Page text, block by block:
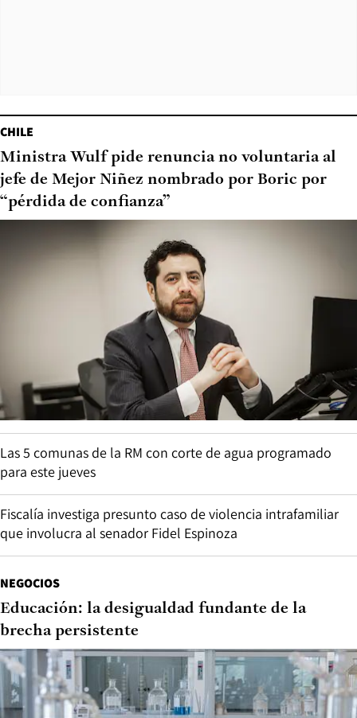
CHILE
Ministra Wulf pide renuncia no voluntaria al
jefe de Mejor Niñez nombrado por Boric por
“pérdida de confianza”
Las 5 comunas de la RM con corte de agua programado
para este jueves
Fiscalía investiga presunto caso de violencia intrafamiliar
que involucra al senador Fidel Espinoza
NEGOCIOS
Educación: la desigualdad fundante de la
brecha persistente